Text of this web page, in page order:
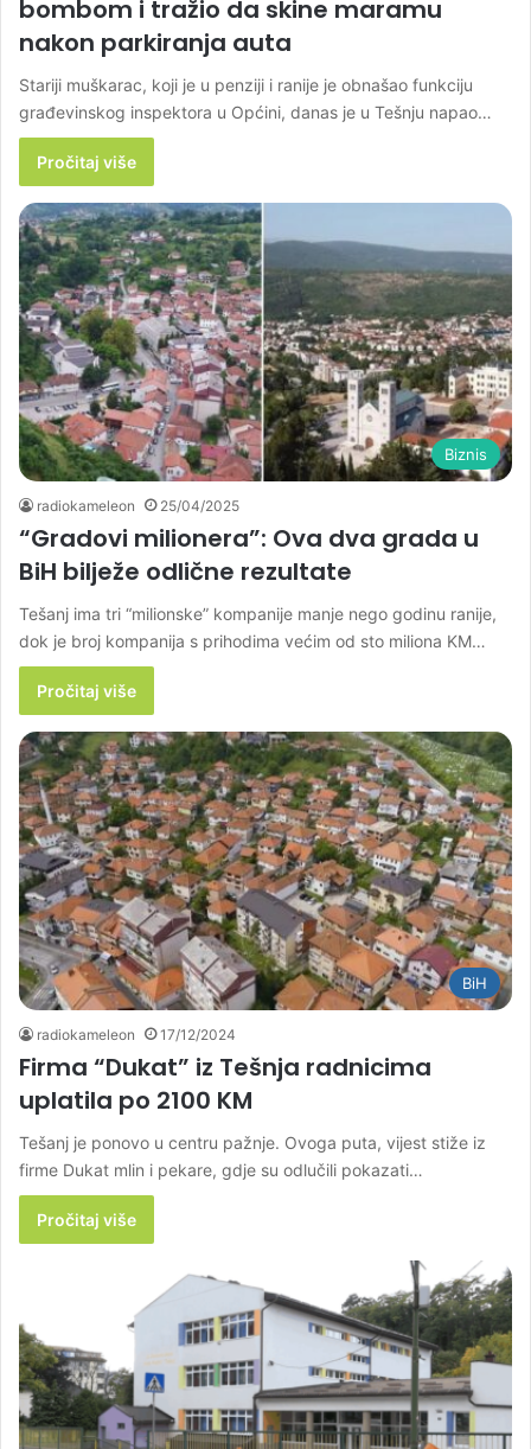
bombom i tražio da skine maramu
nakon parkiranja auta
Stariji muškarac, koji je u penziji i ranije je obnašao funkciju
građevinskog inspektora u Općini, danas je u Tešnju napao…
Pročitaj više
Biznis
radiokameleon 25/04/2025
“Gradovi milionera”: Ova dva grada u
BiH bilježe odlične rezultate
Tešanj ima tri “milionske” kompanije manje nego godinu ranije,
dok je broj kompanija s prihodima većim od sto miliona KM…
Pročitaj više
BiH
radiokameleon 17/12/2024
Firma “Dukat” iz Tešnja radnicima
uplatila po 2100 KM
Tešanj je ponovo u centru pažnje. Ovoga puta, vijest stiže iz
firme Dukat mlin i pekare, gdje su odlučili pokazati…
Pročitaj više